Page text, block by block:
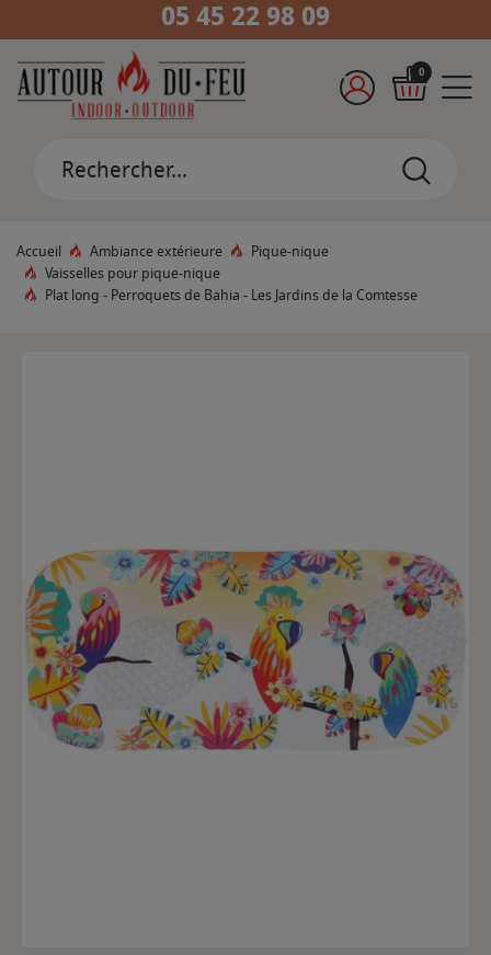
05 45 22 98 09
0
Accueil Ambiance extérieure
Pique-nique
Vaisselles pour pique-nique
Plat long - Perroquets de Bahia - Les Jardins de la Comtesse